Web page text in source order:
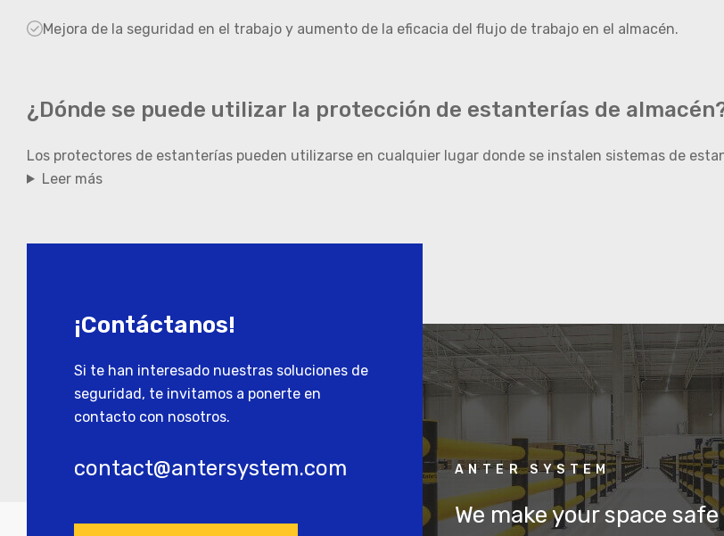
Mejora de la seguridad en el trabajo y aumento de la eficacia del flujo de trabajo en el almacén.
¿Dónde se puede utilizar la protección de estanterías de
Los protectores de estanterías pueden utilizarse en cualquier lugar donde se instalen sistemas de
Leer más
ANTER SYSTEM
We make your space safe
¡Contáctanos!
Si te han interesado nuestras soluciones de
seguridad, te invitamos a ponerte en
contacto con nosotros.
contact@antersystem.com